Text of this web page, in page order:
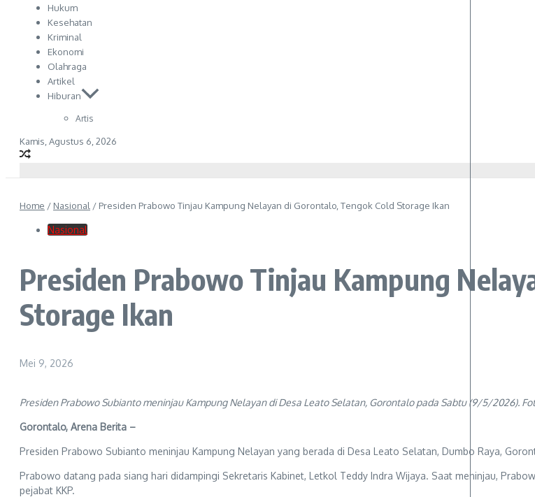
Hukum
Kesehatan
Kriminal
Ekonomi
Olahraga
Artikel
Hiburan
Artis
Kamis, Agustus 6, 2026
Home / Nasional / Presiden Prabowo Tinjau Kampung Nelayan di Gorontalo, Tengok Cold Storage Ikan
Nasional
Presiden Prabowo Tinjau Kampung
Storage Ikan
Mei 9, 2026
Presiden Prabowo Subianto meninjau Kampung Nelayan di Desa Leato Selatan, Gorontalo pada Sabtu (9/5/2026).
Gorontalo, Arena Berita –
Presiden Prabowo Subianto meninjau Kampung Nelayan yang berada di Desa Leato Selatan, Dumbo Raya,
Prabowo datang pada siang hari didampingi Sekretaris Kabinet, Letkol Teddy Indra Wijaya. Saat meninjau,
pejabat KKP.